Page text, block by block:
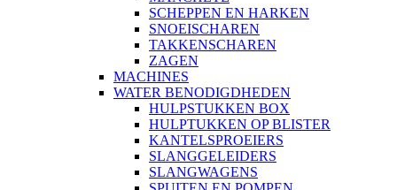
SCHEPPEN EN HARKEN
SNOEISCHAREN
TAKKENSCHAREN
ZAGEN
MACHINES
WATER BENODIGDHEDEN
HULPSTUKKEN BOX
HULPTUKKEN OP BLISTER
KANTELSPROEIERS
SLANGGELEIDERS
SLANGWAGENS